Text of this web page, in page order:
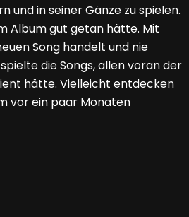
und in seiner Gänze zu spielen.
Album gut getan hätte. Mit
Song handelt und nie
die Songs, allen voran der
hätte. Vielleicht entdecken
vor ein paar Monaten